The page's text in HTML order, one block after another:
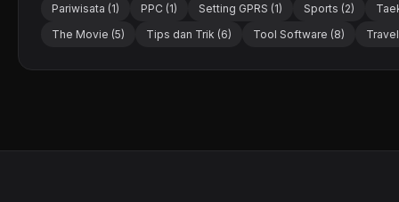
Pariwisata (1) PPC (1) Setting GPRS (1) Sports (2)
The Movie (5)
Tips dan Trik (6) Tool Software (8)